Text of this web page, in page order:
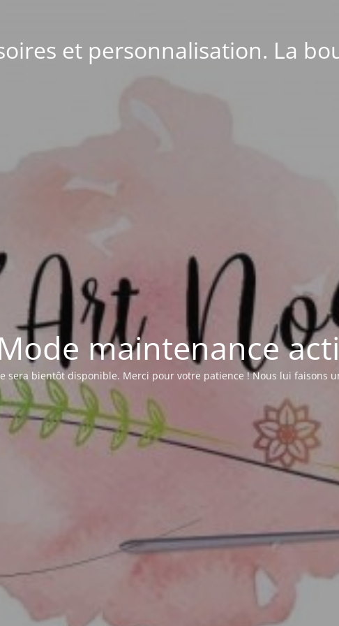
et personnalisation. La
maintenance
sera bientôt disponible. Merci pour votre patience ! Nous lui faisons